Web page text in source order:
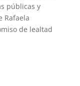
públicas y
Rafaela
de lealtad